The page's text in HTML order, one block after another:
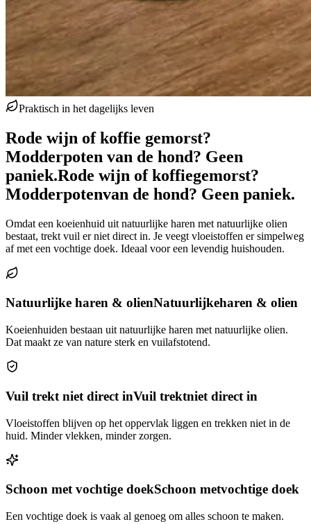
Praktisch in het dagelijks leven
Rode wijn of koffie gemorst?
Modderpoten van de hond? Geen
paniek.Rode wijn of koffiegemorst?
Modderpotenvan de hond? Geen paniek.
Omdat een koeienhuid uit natuurlijke haren met natuurlijke olien
bestaat, trekt vuil er niet direct in. Je veegt vloeistoffen er simpelweg
af met een vochtige doek. Ideaal voor een levendig huishouden.
Natuurlijke haren & olienNatuurlijkeharen & olien
Koeienhuiden bestaan uit natuurlijke haren met natuurlijke olien.
Dat maakt ze van nature sterk en vuilafstotend.
Vuil trekt niet direct inVuil trektniet direct in
Vloeistoffen blijven op het oppervlak liggen en trekken niet in de
huid. Minder vlekken, minder zorgen.
Schoon met vochtige doekSchoon metvochtige doek
Een vochtige doek is vaak al genoeg om alles schoon te maken.